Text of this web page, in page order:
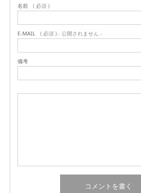
名前 ( 必須 )
E-MAIL ( 必須 ) - 公開されません -
備考